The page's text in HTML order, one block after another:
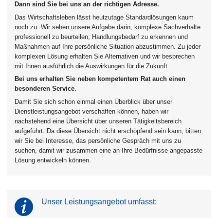
Dann sind Sie bei uns an der richtigen Adresse.
Das Wirtschaftsleben lässt heutzutage Standardlösungen kaum
noch zu. Wir sehen unsere Aufgabe darin, komplexe Sachverhalte
professionell zu beurteilen, Handlungsbedarf zu erkennen und
Maßnahmen auf Ihre persönliche Situation abzustimmen. Zu jeder
komplexen Lösung erhalten Sie Alternativen und wir besprechen
mit Ihnen ausführlich die Auswirkungen für die Zukunft.
Bei uns erhalten Sie neben kompetentem Rat auch einen
besonderen Service.
Damit Sie sich schon einmal einen Überblick über unser
Dienstleistungsangebot verschaffen können, haben wir
nachstehend eine Übersicht über unseren Tätigkeitsbereich
aufgeführt. Da diese Übersicht nicht erschöpfend sein kann, bitten
wir Sie bei Interesse, das persönliche Gespräch mit uns zu
suchen, damit wir zusammen eine an Ihre Bedürfnisse angepasste
Lösung entwickeln können.
Unser Leistungsangebot umfasst: